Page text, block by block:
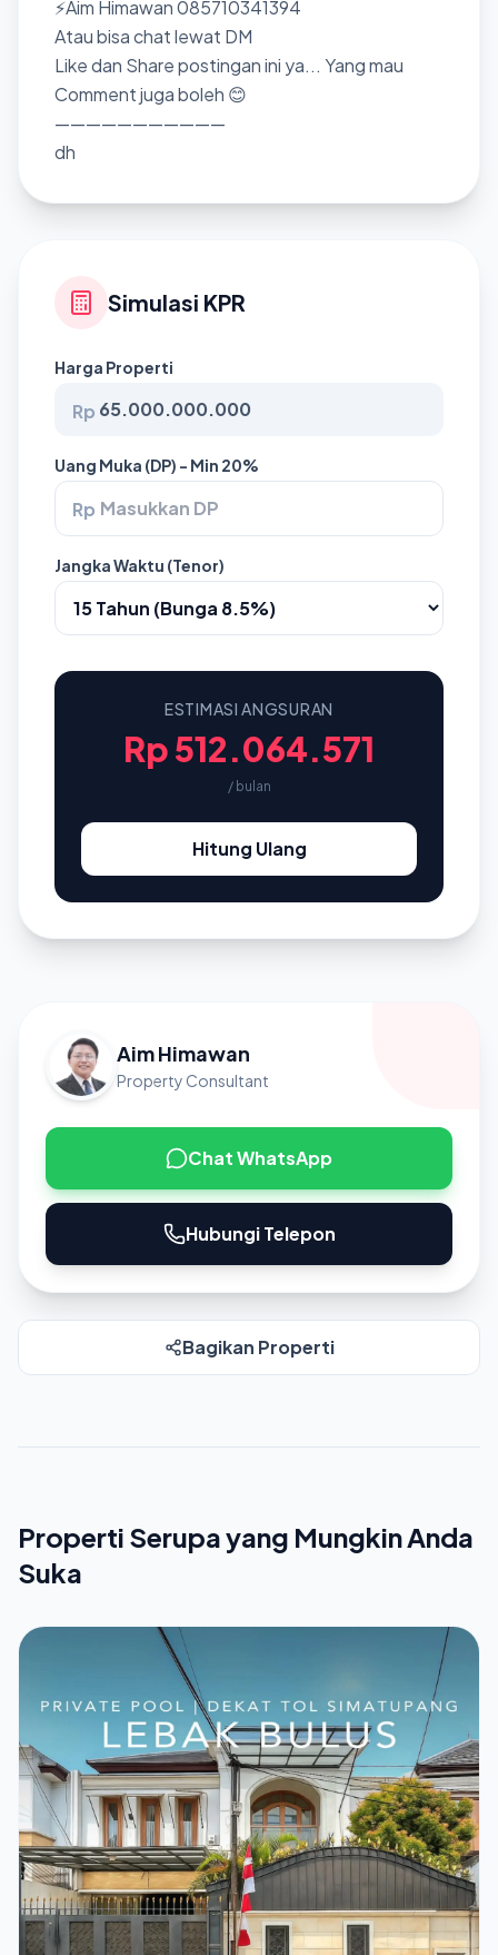
⚡Aim Himawan 085710341394
Atau bisa chat lewat DM
Like dan Share postingan ini ya... Yang mau
Comment juga boleh 😊
———————————
dh
Simulasi KPR
Harga Properti
Rp
Uang Muka (DP) - Min 20%
Rp
Jangka Waktu (Tenor)
ESTIMASI ANGSURAN
Rp 512.064.571
/ bulan
Hitung Ulang
Aim Himawan
Property Consultant
Chat WhatsApp
Hubungi Telepon
Bagikan Properti
Properti Serupa yang Mungkin Anda
Suka